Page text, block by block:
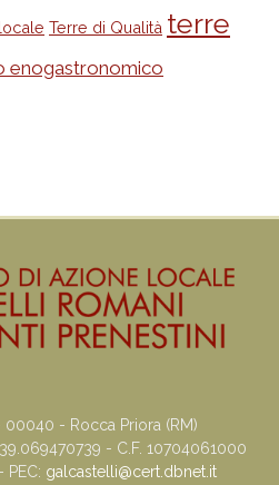
Terre di Qualità terre
enogastronomico
00040 - Rocca Priora (RM)
- C.F. 10704061000
- PEC: galcastelli@cert.dbnet.it